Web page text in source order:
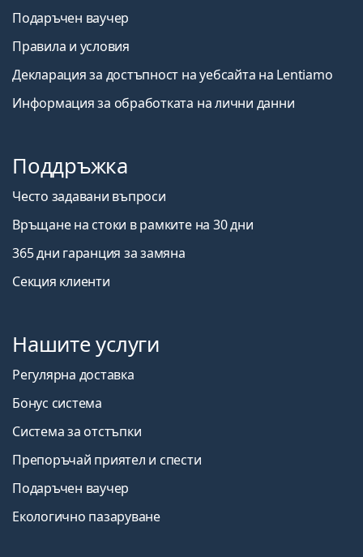
Подаръчен ваучер
Правила и условия
Декларация за достъпност на уебсайта на Lentiamo
Информация за обработката на лични данни
Поддръжка
Често задавани въпроси
Връщане на стоки в рамките на 30 дни
365 дни гаранция за замяна
Секция клиенти
Нашите услуги
Регулярна доставка
Бонус система
Система за отстъпки
Препоръчай приятел и спести
Подаръчен ваучер
Екологично пазаруване